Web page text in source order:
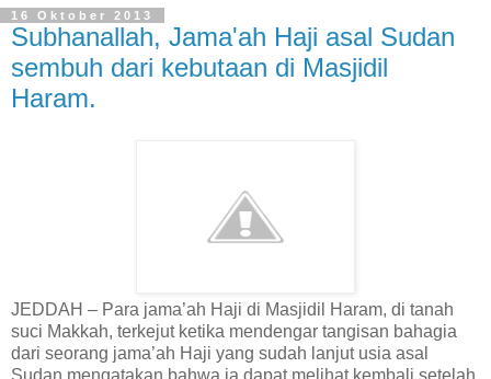
16 Oktober 2013
Subhanallah, Jama'ah Haji asal Sudan
sembuh dari kebutaan di Masjidil
Haram.
JEDDAH – Para jama’ah Haji di Masjidil Haram, di tanah
suci Makkah, terkejut ketika mendengar tangisan bahagia
dari seorang jama’ah Haji yang sudah lanjut usia asal
Sudan mengatakan bahwa ia dapat melihat kembali setelah